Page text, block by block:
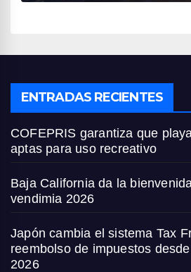
ENTRADAS RECIENTES
COFEPRIS garantiza que
aptas para uso recreativo
Baja California da la
vendimia 2026
Japón cambia el sistema Tax
reembolso de impuestos
2026